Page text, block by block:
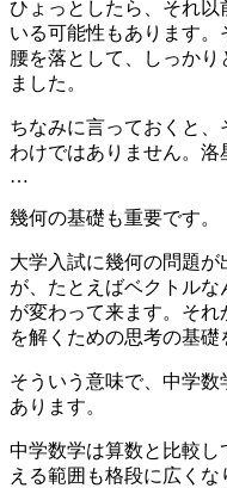
ひょっとしたら、それ以
いる可能性もあります
腰を落として、しっか
ました。
ちなみに言っておくと
わけではありません。
…
幾何の基礎も重要です。
大学入試に幾何の問題
が、たとえばベクトル
が変わって来ます。そ
を解くための思考の基礎
そういう意味で、中学
あります。
中学数学は算数と比較し
える範囲も格段に広く